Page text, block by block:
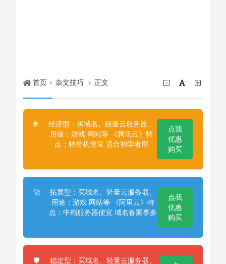
首页 杂文技巧 正文
🌐
经济型：买域名、轻量云服务器、
用途：游戏 网站等 《腾讯云》特
点：特价机便宜 适合初学者用
点我
优惠
购买
🚀
拓展型：买域名、轻量云服务器、
用途：游戏 网站等 《阿里云》特
点：中档服务器便宜 域名备案事多
点我
优惠
购买
🛡️
稳定型：买域名、轻量云服务器、